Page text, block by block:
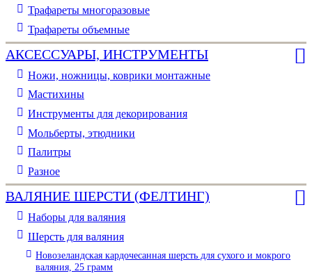
Трафареты многоразовые
Трафареты объемные
АКСЕССУАРЫ, ИНСТРУМЕНТЫ
Ножи, ножницы, коврики монтажные
Мастихины
Инструменты для декорирования
Мольберты, этюдники
Палитры
Разное
ВАЛЯНИЕ ШЕРСТИ (ФЕЛТИНГ)
Наборы для валяния
Шерсть для валяния
Новозеландская кардочесанная шерсть для сухого и мокрого
валяния, 25 грамм